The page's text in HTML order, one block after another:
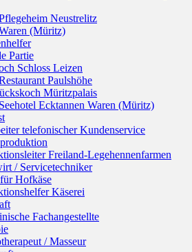
Neustrelitz
(Müritz)
Partie
Schloss Leizen
Paulshöhe
Müritzpalais
Ecktannen Waren (Müritz)
telefonischer Kundenservice
Freiland-Legehennenfarmen
/ Servicetechniker
Hofkäse
Käserei
Fachangestellte
/ Masseur